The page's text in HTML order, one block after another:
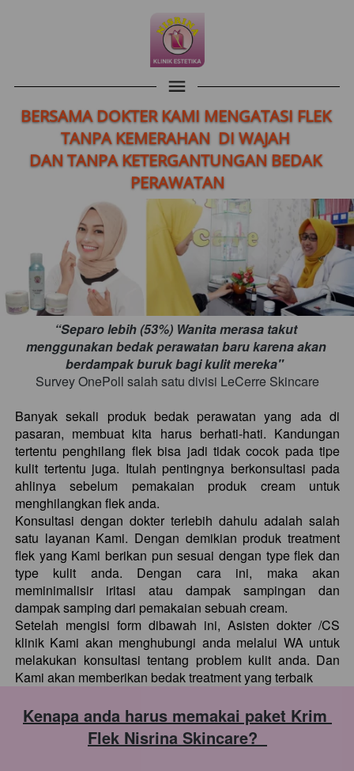
BERSAMA DOKTER KAMI MENGATASI FLEK
TANPA KEMERAHAN  DI WAJAH
DAN TANPA KETERGANTUNGAN BEDAK
PERAWATAN
“Separo lebih (53%) Wanita merasa takut
menggunakan bedak perawatan baru karena akan
berdampak buruk bagi kulit mereka"
Survey OnePoll salah satu divisi LeCerre Skincare
Banyak sekali produk bedak perawatan yang ada di
pasaran, membuat kita harus berhati-hati. Kandungan
tertentu penghilang flek bisa jadi tidak cocok pada tipe
kulit tertentu juga. Itulah pentingnya berkonsultasi pada
ahlinya sebelum pemakaian produk cream untuk
menghilangkan flek anda.
Konsultasi dengan dokter terlebih dahulu adalah salah
satu layanan Kami. Dengan demikian produk treatment
flek yang Kami berikan pun sesuai dengan type flek dan
type kulit anda. Dengan cara ini, maka akan
meminimalisir iritasi atau dampak sampingan dan
dampak samping dari pemakaian sebuah cream.
Setelah mengisi form dibawah ini, Asisten dokter /CS
klinik Kami akan menghubungi anda melalui WA untuk
melakukan konsultasi tentang problem kulit anda. Dan
Kami akan memberikan bedak treatment yang terbaik
Kenapa anda harus memakai paket Krim
Flek Nisrina Skincare?